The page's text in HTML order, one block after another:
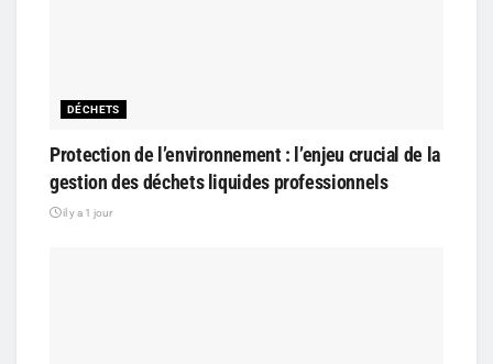
DÉCHETS
Protection de l’environnement : l’enjeu crucial de la
gestion des déchets liquides professionnels
il y a 1 jour